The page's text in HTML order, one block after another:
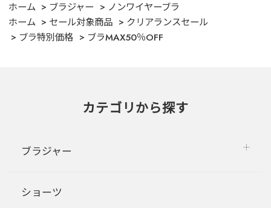
ホーム
ブラジャー
ノンワイヤーブラ
ホーム
セール対象商品
クリアランスセール
ブラ特別価格
ブラMAX50％OFF
カテゴリから探す
ブラジャー
ショーツ